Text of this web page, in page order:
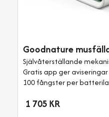
Goodnature
Självåterställande
Gratis app ger
100 fångster per
1 705 KR